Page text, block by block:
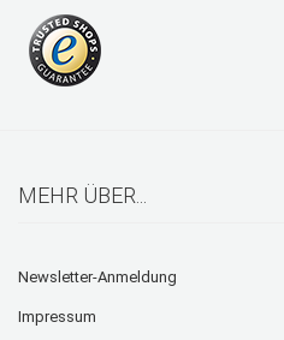
MEHR ÜBER...
Newsletter-Anmeldung
Impressum